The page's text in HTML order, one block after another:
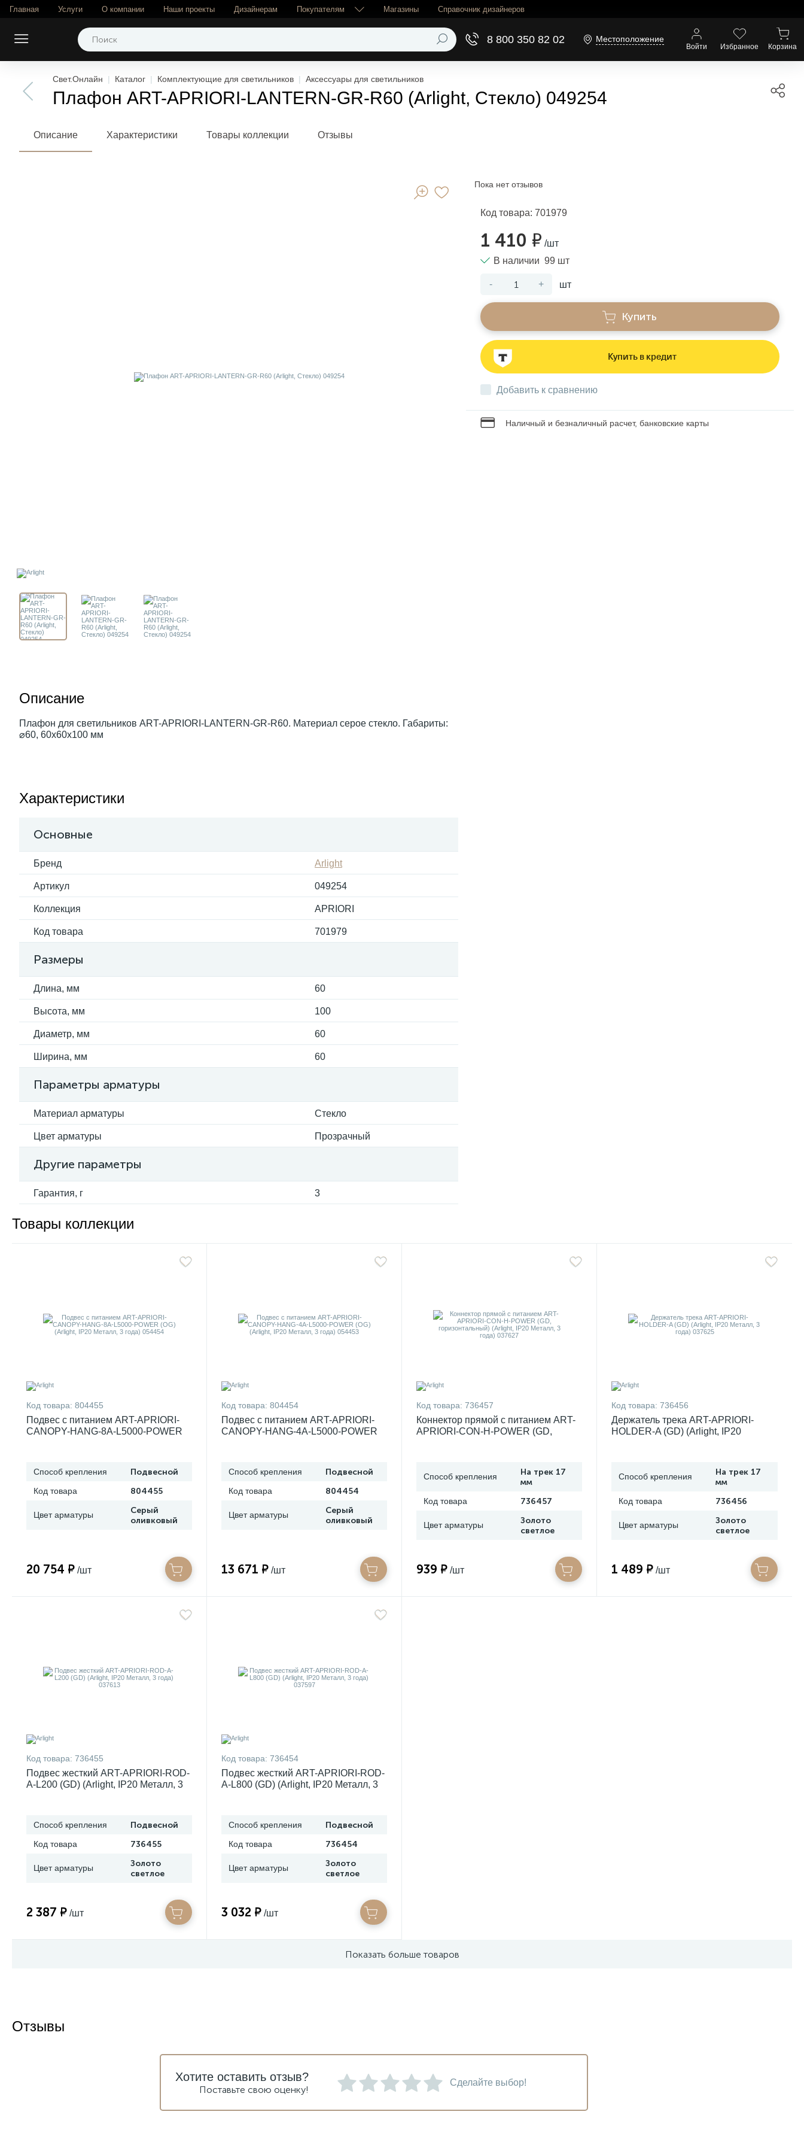
Главная Услуги О компании Наши проекты Дизайнерам Покупателям Магазины Справочник дизайнеров
Местоположение
8 800 350 82 02
Избранное Корзина
Войти
Свет.Онлайн Каталог Комплектующие для светильников Аксессуары для светильников
Плафон ART-APRIORI-LANTERN-GR-R60 (Arlight, Стекло) 049254
Описание Характеристики Товары коллекции Отзывы
Пока нет отзывов
Код товара: 701979
1 410 ₽ /шт
В наличии 99 шт
- + шт
Купить
Купить в кредит
Добавить к сравнению
Наличный и безналичный расчет, банковские карты
Описание
Плафон для светильников ART-APRIORI-LANTERN-GR-R60. Материал серое стекло. Габариты:
⌀60, 60х60х100 мм
Характеристики
Основные
Бренд Arlight
Артикул 049254
Коллекция APRIORI
Код товара 701979
Размеры
Длина, мм 60
Высота, мм 100
Диаметр, мм 60
Ширина, мм 60
Параметры арматуры
Материал арматуры Стекло
Цвет арматуры Прозрачный
Другие параметры
Гарантия, г 3
Товары коллекции
Код товара: 804455
Подвес с питанием ART-APRIORI-
CANOPY-HANG-8A-L5000-POWER
Способ крепления Подвесной
Код товара 804455
Цвет арматуры
Серый
оливковый
20 754 ₽ /шт
Код товара: 804454
Подвес с питанием ART-APRIORI-
CANOPY-HANG-4A-L5000-POWER
Способ крепления Подвесной
Код товара 804454
Цвет арматуры
Серый
оливковый
13 671 ₽ /шт
Код товара: 736457
Коннектор прямой с питанием ART-
APRIORI-CON-H-POWER (GD,
Способ крепления
На трек 17
мм
Код товара 736457
Цвет арматуры
Золото
светлое
939 ₽ /шт
Код товара: 736456
Держатель трека ART-APRIORI-
HOLDER-A (GD) (Arlight, IP20
Способ крепления
На трек 17
мм
Код товара 736456
Цвет арматуры
Золото
светлое
1 489 ₽ /шт
Код товара: 736455
Подвес жесткий ART-APRIORI-ROD-
A-L200 (GD) (Arlight, IP20 Металл, 3
Способ крепления Подвесной
Код товара 736455
Цвет арматуры
Золото
светлое
2 387 ₽ /шт
Код товара: 736454
Подвес жесткий ART-APRIORI-ROD-
A-L800 (GD) (Arlight, IP20 Металл, 3
Способ крепления Подвесной
Код товара 736454
Цвет арматуры
Золото
светлое
3 032 ₽ /шт
Показать больше товаров
Отзывы
Хотите оставить отзыв?
Поставьте свою оценку!
Сделайте выбор!